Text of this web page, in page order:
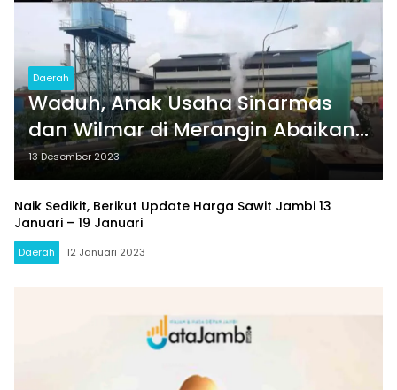
Daerah
Waduh, Anak Usaha Sinarmas
dan Wilmar di Merangin Abaikan
Harga TBS Ketentuan Disbun
13 Desember 2023
Naik Sedikit, Berikut Update Harga Sawit Jambi 13
Januari – 19 Januari
Daerah 12 Januari 2023